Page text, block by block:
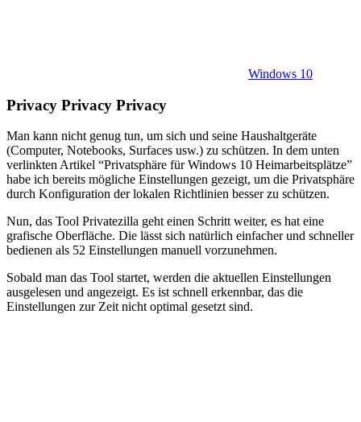
Windows 10
Privacy Privacy Privacy
Man kann nicht genug tun, um sich und seine Haushaltgeräte
(Computer, Notebooks, Surfaces usw.) zu schützen. In dem unten
verlinkten Artikel “Privatsphäre für Windows 10 Heimarbeitsplätze”
habe ich bereits mögliche Einstellungen gezeigt, um die Privatsphäre
durch Konfiguration der lokalen Richtlinien besser zu schützen.
Nun, das Tool Privatezilla geht einen Schritt weiter, es hat eine
grafische Oberfläche. Die lässt sich natürlich einfacher und schneller
bedienen als 52 Einstellungen manuell vorzunehmen.
Sobald man das Tool startet, werden die aktuellen Einstellungen
ausgelesen und angezeigt. Es ist schnell erkennbar, das die
Einstellungen zur Zeit nicht optimal gesetzt sind.